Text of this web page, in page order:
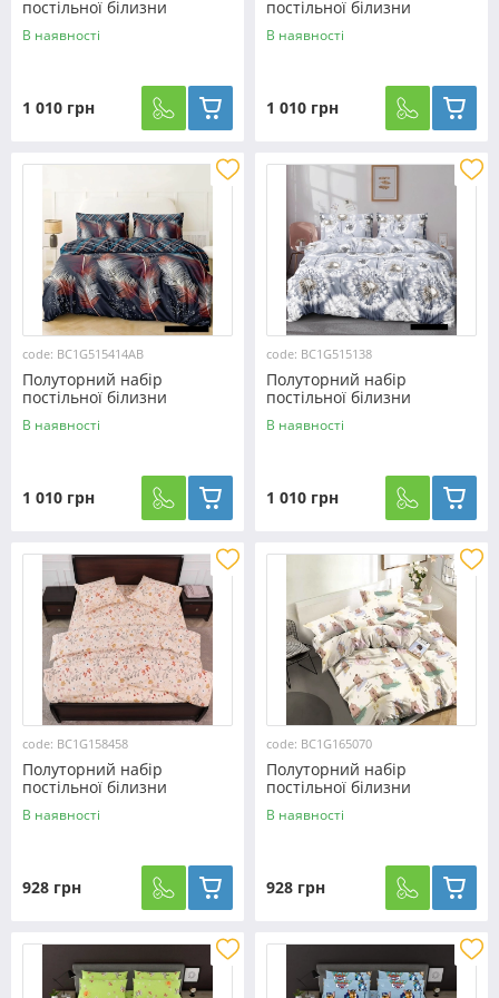
постільної білизни
150*220 із Бязі "Gold"
№515626AB Черешенька™
В наявності
1 010 грн
постільної білизни
150*220 із Бязі "Gold"
№515440AB Черешенька™
В наявності
1 010 грн
code: BC1G515414AB
Полуторний набір
постільної білизни
150*220 із Бязі "Gold"
№515414AB Черешенька™
В наявності
1 010 грн
code: BC1G515138
Полуторний набір
постільної білизни
150*220 із Бязі "Gold"
№515138 Черешенька™
В наявності
1 010 грн
code: BC1G158458
Полуторний набір
постільної білизни
150*220 із Бязі "Gold"
№158458 Черешенька™
В наявності
928 грн
code: BC1G165070
Полуторний набір
постільної білизни
150*220 із Бязі "Gold"
№165070 Черешенка™
В наявності
928 грн